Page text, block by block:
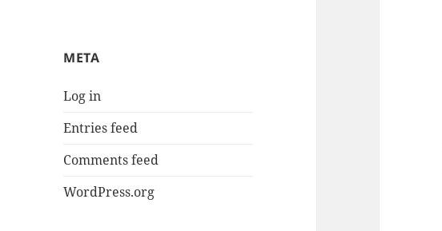
META
Log in
Entries feed
Comments feed
WordPress.org